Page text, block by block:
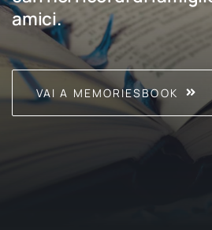
amici.
VAI A MEMORIESBOOK